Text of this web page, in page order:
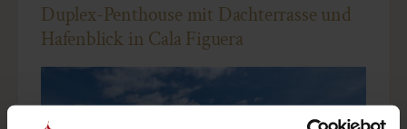
Duplex-Penthouse mit Dachterrasse und
Hafenblick in Cala Figuera